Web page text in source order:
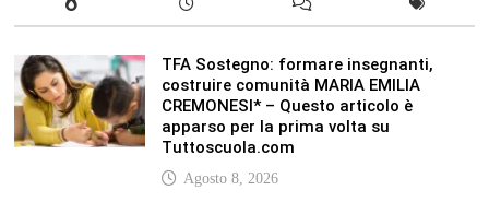
TFA Sostegno: formare insegnanti,
costruire comunità MARIA EMILIA
CREMONESI* – Questo articolo è
apparso per la prima volta su
Tuttoscuola.com
Agosto 8, 2026
In our leisure we reveal what kind of